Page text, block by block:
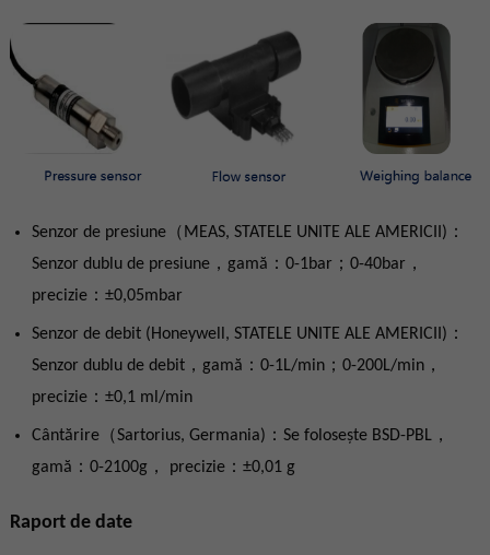
Senzor de presiune（MEAS, STATELE UNITE ALE AMERICII)：
Senzor dublu de presiune，gamă：0-1bar；0-40bar，
precizie：±0,05mbar
Senzor de debit (Honeywell, STATELE UNITE ALE AMERICII)：
Senzor dublu de debit，gamă：0-1L/min；0-200L/min，
precizie：±0,1 ml/min
Cântărire（Sartorius, Germania)：Se folosește BSD-PBL，
gamă：0-2100g， precizie：±0,01 g
Raport de date